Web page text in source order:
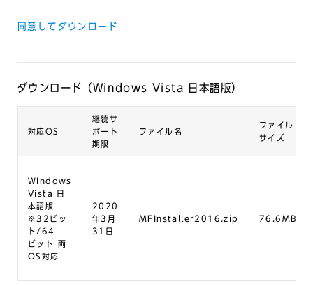
同意してダウンロード
ダウンロード（Windows Vista 日本語版）
対応OS
継続サ
ポート
期限
ファイル名
ファイル
サイズ
Windows
Vista 日
本語版
※32ビッ
ト/64
ビット 両
OS対応
2020
年3月
31日
MFInstaller2016.zip 76.6MB